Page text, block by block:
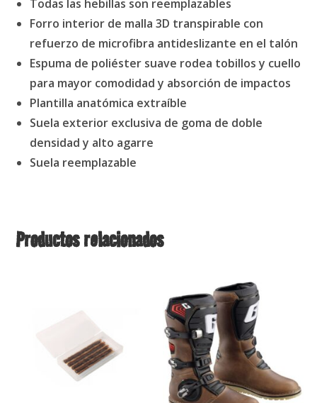
Todas las hebillas son reemplazables
Forro interior de malla 3D transpirable con
refuerzo de microfibra antideslizante en el talón
Espuma de poliéster suave rodea tobillos y cuello
para mayor comodidad y absorción de impactos
Plantilla anatómica extraíble
Suela exterior exclusiva de goma de doble
densidad y alto agarre
Suela reemplazable
Productos relacionados